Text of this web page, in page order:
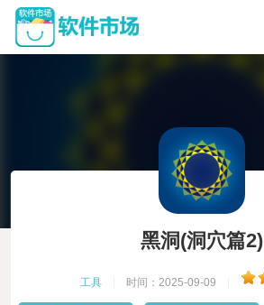
黑洞(洞穴篇2)
工具 时间：2025-09-09